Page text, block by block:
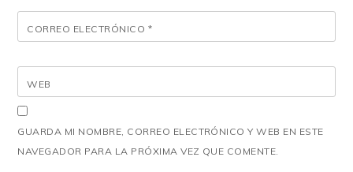
CORREO ELECTRÓNICO *
WEB
GUARDA MI NOMBRE, CORREO ELECTRÓNICO Y WEB EN ESTE
NAVEGADOR PARA LA PRÓXIMA VEZ QUE COMENTE.